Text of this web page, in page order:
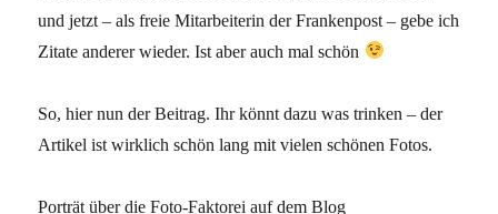
und jetzt – als freie Mitarbeiterin der Frankenpost – gebe ich
Zitate anderer wieder. Ist aber auch mal schön
So, hier nun der Beitrag. Ihr könnt dazu was trinken – der
Artikel ist wirklich schön lang mit vielen schönen Fotos.
Porträt über die Foto-Faktorei auf dem Blog